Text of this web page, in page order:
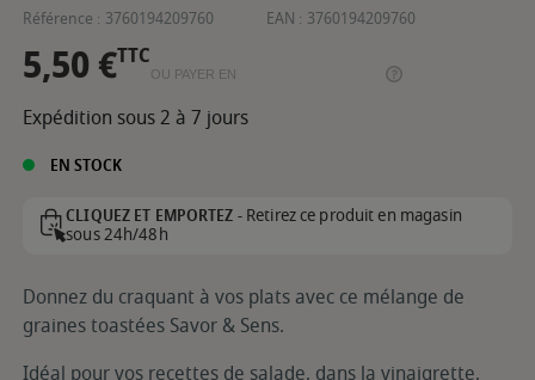
Référence : 3760194209760 EAN : 3760194209760
5,50 €TTC
OU PAYER EN
Expédition sous 2 à 7 jours
EN STOCK
CLIQUEZ ET EMPORTEZ -Retirez ce produit en magasin
sous 24h/48h
Donnez du craquant à vos plats avec ce mélange de
graines toastées Savor & Sens.
Idéal pour vos recettes de salade, dans la vinaigrette,